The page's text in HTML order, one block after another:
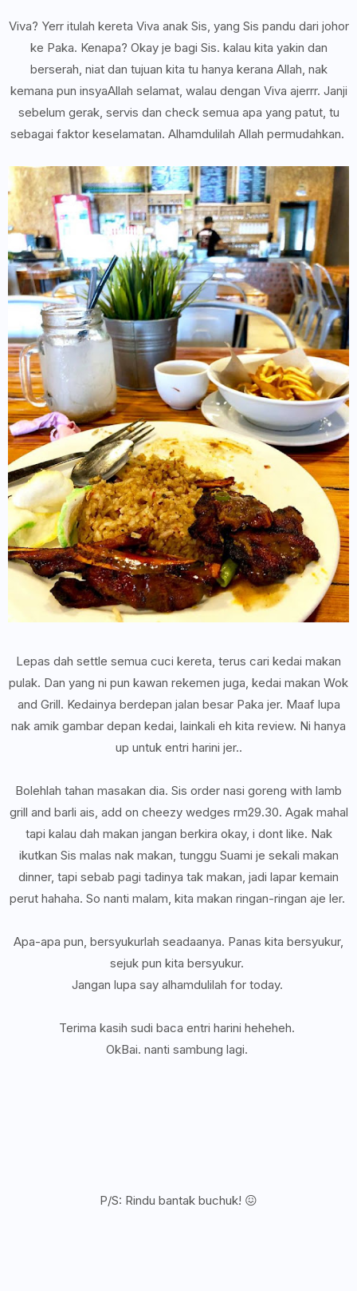
Viva? Yerr itulah kereta Viva anak Sis, yang Sis pandu dari johor
ke Paka. Kenapa? Okay je bagi Sis. kalau kita yakin dan
berserah, niat dan tujuan kita tu hanya kerana Allah, nak
kemana pun insyaAllah selamat, walau dengan Viva ajerrr. Janji
sebelum gerak, servis dan check semua apa yang patut, tu
sebagai faktor keselamatan. Alhamdulilah Allah permudahkan.
Lepas dah settle semua cuci kereta, terus cari kedai makan
pulak. Dan yang ni pun kawan rekemen juga, kedai makan Wok
and Grill. Kedainya berdepan jalan besar Paka jer. Maaf lupa
nak amik gambar depan kedai, lainkali eh kita review. Ni hanya
up untuk entri harini jer..
Bolehlah tahan masakan dia. Sis order nasi goreng with lamb
grill and barli ais, add on cheezy wedges rm29.30. Agak mahal
tapi kalau dah makan jangan berkira okay, i dont like. Nak
ikutkan Sis malas nak makan, tunggu Suami je sekali makan
dinner, tapi sebab pagi tadinya tak makan, jadi lapar kemain
perut hahaha. So nanti malam, kita makan ringan-ringan aje ler.
Apa-apa pun, bersyukurlah seadaanya. Panas kita bersyukur,
sejuk pun kita bersyukur.
Jangan lupa say alhamdulilah for today.
Terima kasih sudi baca entri harini heheheh.
OkBai. nanti sambung lagi.
P/S: Rindu bantak buchuk! 😖